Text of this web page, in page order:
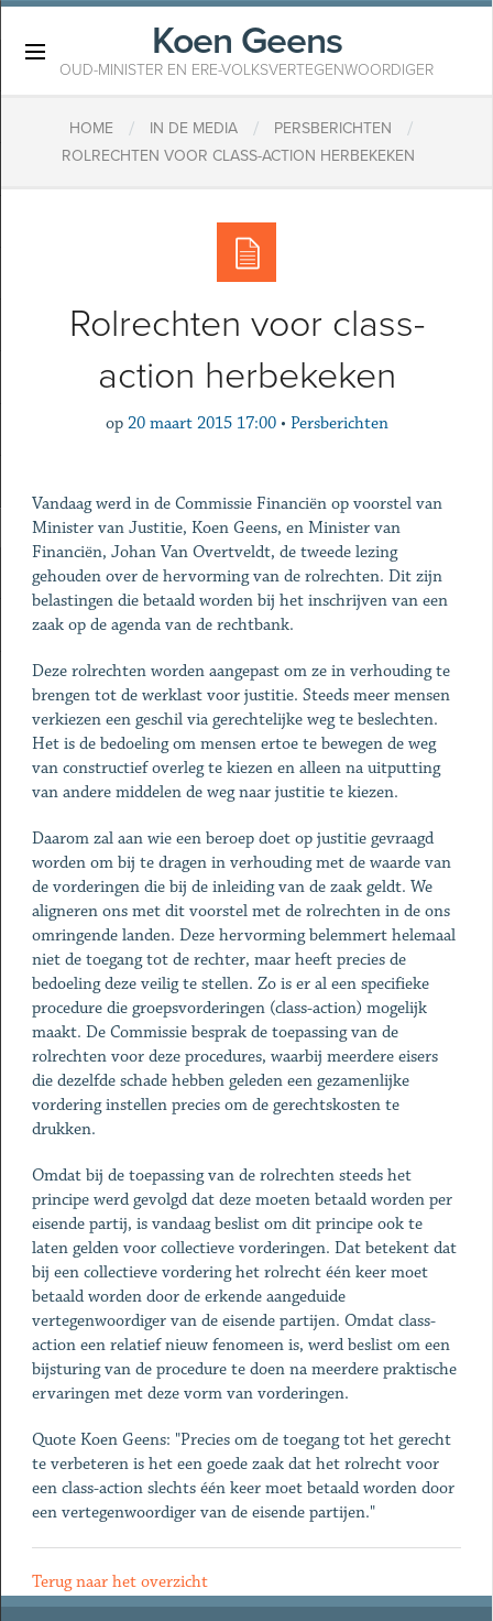
Koen Geens
OUD-MINISTER EN ERE-VOLKSVERTEGENWOORDIGER
HOME / IN DE MEDIA / PERSBERICHTEN /
ROLRECHTEN VOOR CLASS-ACTION HERBEKEKEN
Rolrechten voor class-
action herbekeken
op 20 maart 2015 17:00 • Persberichten
Vandaag werd in de Commissie Financiën op voorstel van
Minister van Justitie, Koen Geens, en Minister van
Financiën, Johan Van Overtveldt, de tweede lezing
gehouden over de hervorming van de rolrechten. Dit zijn
belastingen die betaald worden bij het inschrijven van een
zaak op de agenda van de rechtbank.
Deze rolrechten worden aangepast om ze in verhouding te
brengen tot de werklast voor justitie. Steeds meer mensen
verkiezen een geschil via gerechtelijke weg te beslechten.
Het is de bedoeling om mensen ertoe te bewegen de weg
van constructief overleg te kiezen en alleen na uitputting
van andere middelen de weg naar justitie te kiezen.
Daarom zal aan wie een beroep doet op justitie gevraagd
worden om bij te dragen in verhouding met de waarde van
de vorderingen die bij de inleiding van de zaak geldt. We
aligneren ons met dit voorstel met de rolrechten in de ons
omringende landen. Deze hervorming belemmert helemaal
niet de toegang tot de rechter, maar heeft precies de
bedoeling deze veilig te stellen. Zo is er al een specifieke
procedure die groepsvorderingen (class-action) mogelijk
maakt. De Commissie besprak de toepassing van de
rolrechten voor deze procedures, waarbij meerdere eisers
die dezelfde schade hebben geleden een gezamenlijke
vordering instellen precies om de gerechtskosten te
drukken.
Omdat bij de toepassing van de rolrechten steeds het
principe werd gevolgd dat deze moeten betaald worden per
eisende partij, is vandaag beslist om dit principe ook te
laten gelden voor collectieve vorderingen. Dat betekent dat
bij een collectieve vordering het rolrecht één keer moet
betaald worden door de erkende aangeduide
vertegenwoordiger van de eisende partijen. Omdat class-
action een relatief nieuw fenomeen is, werd beslist om een
bijsturing van de procedure te doen na meerdere praktische
ervaringen met deze vorm van vorderingen.
Quote Koen Geens: "Precies om de toegang tot het gerecht
te verbeteren is het een goede zaak dat het rolrecht voor
een class-action slechts één keer moet betaald worden door
een vertegenwoordiger van de eisende partijen."
Terug naar het overzicht